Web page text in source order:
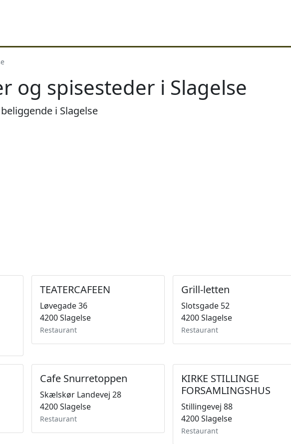
og spisesteder i Slagelse
i Slagelse
TEATERCAFEEN
Løvegade 36
4200 Slagelse
Restaurant
Grill-letten
Slotsgade 52
4200 Slagelse
Restaurant
Cafe Snurretoppen
Skælskør Landevej 28
4200 Slagelse
Restaurant
KIRKE STILLINGE
FORSAMLINGSHUS
Stillingevej 88
4200 Slagelse
Restaurant